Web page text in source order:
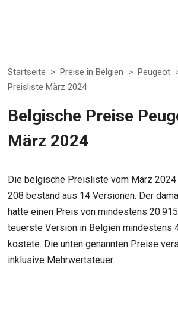
Startseite > Preise in Belgien > Peugeot
Preisliste März 2024
Belgische Preise
März 2024
Die belgische Preisliste vom März
208 bestand aus 14 Versionen. Der
hatte einen Preis von mindestens
teuerste Version in Belgien mindestens
kostete. Die unten genannten Preise
inklusive Mehrwertsteuer.